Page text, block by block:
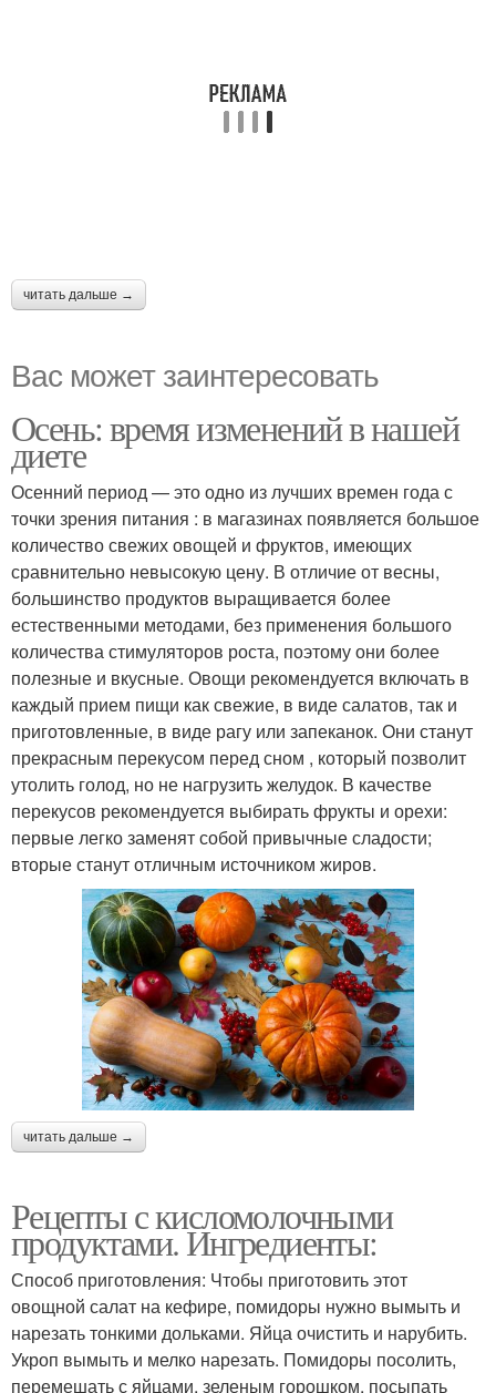
читать дальше →
Вас может заинтересовать
Осень: время изменений в нашей
диете
Осенний период — это одно из лучших времен года с
точки зрения питания : в магазинах появляется большое
количество свежих овощей и фруктов, имеющих
сравнительно невысокую цену. В отличие от весны,
большинство продуктов выращивается более
естественными методами, без применения большого
количества стимуляторов роста, поэтому они более
полезные и вкусные. Овощи рекомендуется включать в
каждый прием пищи как свежие, в виде салатов, так и
приготовленные, в виде рагу или запеканок. Они станут
прекрасным перекусом перед сном , который позволит
утолить голод, но не нагрузить желудок. В качестве
перекусов рекомендуется выбирать фрукты и орехи:
первые легко заменят собой привычные сладости;
вторые станут отличным источником жиров.
читать дальше →
Рецепты с кисломолочными
продуктами. Ингредиенты:
Способ приготовления: Чтобы приготовить этот
овощной салат на кефире, помидоры нужно вымыть и
нарезать тонкими дольками. Яйца очистить и нарубить.
Укроп вымыть и мелко нарезать. Помидоры посолить,
перемешать с яйцами, зеленым горошком, посыпать